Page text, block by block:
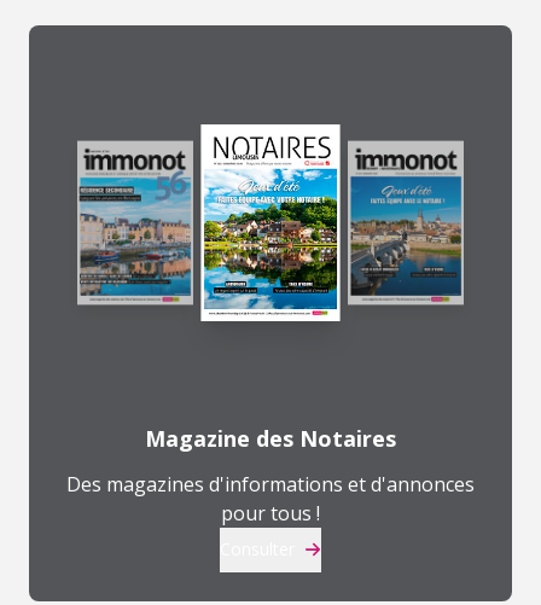
Magazine des Notaires
Des magazines d'informations et d'annonces
pour tous !